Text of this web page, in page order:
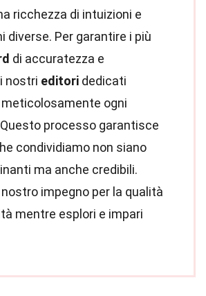
ricchezza di intuizioni e
diverse. Per garantire i più
di accuratezza e
nostri editori dedicati
ogni
processo garantisce
condividiamo non siano
ma anche credibili.
impegno per la qualità
mentre esplori e impari